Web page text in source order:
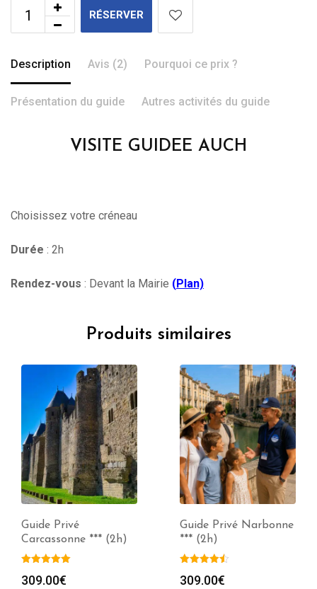
RÉSERVER
Description Avis (2) Pourquoi ce prix ?
Présentation du guide Autres activités du guide
VISITE GUIDEE AUCH
Choisissez votre créneau
Durée : 2h
Rendez-vous : Devant la Mairie (Plan)
Produits similaires
Guide Privé
Carcassonne *** (2h)
309.00€
Guide Privé Narbonne
*** (2h)
309.00€